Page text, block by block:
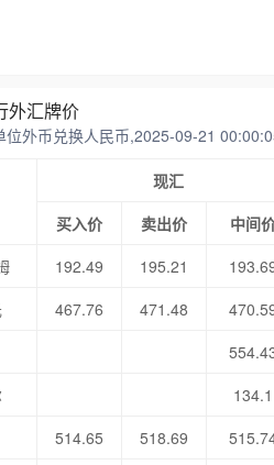
外汇牌价
位外币兑换人民币,2025-09-21
现汇
买入价
卖出价
中间
192.49 195.21
467.76 471.48
134.1
514.65 518.69